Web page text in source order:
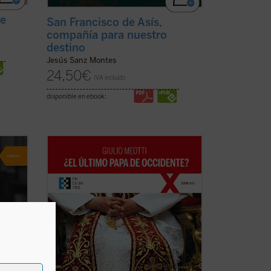
San Francisco de Asís,
compañía para nuestro
destino
Jesús Sanz Montes
24,50€ IVA incluido
disponible en ebook:
ha
«Joseph Ratzinger ha sido, como Meotti
lo describe, un coloso, finalmente
'derrotado' en sus esfuerzos por salvar a
la civilización occidental, pero que ha
dejado detrás de sí los códigos que aún
pueden permitir a la humanidad arreglar
(ver ficha)